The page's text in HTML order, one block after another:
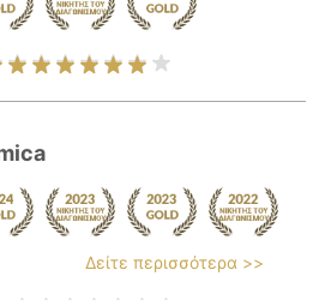
Δείτε περισσότερα >>